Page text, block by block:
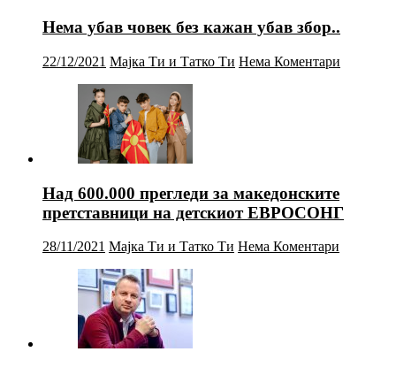
Нема убав човек без кажан убав збор..
22/12/2021 Мајка Ти и Татко Ти Нема Коментари
Над 600.000 прегледи за македонските
претставници на детскиот ЕВРОСОНГ
28/11/2021 Мајка Ти и Татко Ти Нема Коментари